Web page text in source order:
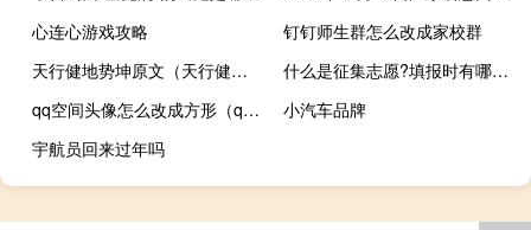
心连心游戏攻略
钉钉师生群怎么改成家校群
天行健地势坤原文（天行健地势坤全文）
什么是征集志愿?填报时有哪些注意事项?
qq空间头像怎么改成方形（qq空间头像怎么改）
小汽车品牌
宇航员回来过年吗